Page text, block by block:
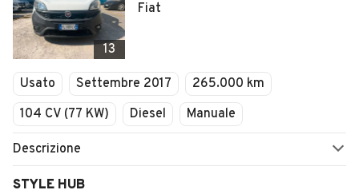
13
Fiat
Usato Settembre 2017
265.000 km
104 CV (77 KW)
Diesel Manuale
Descrizione
STYLE HUB